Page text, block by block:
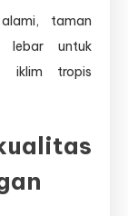
taman
lebar untuk
iklim tropis